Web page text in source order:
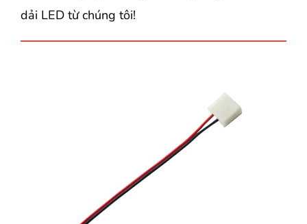
dải LED từ chúng tôi!